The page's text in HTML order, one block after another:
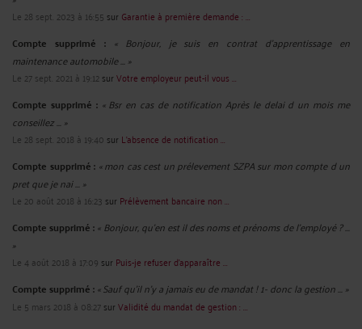
Le 28 sept. 2023 à 16:55 sur Garantie à première demande : ...
Compte supprimé : « Bonjour, je suis en contrat d'apprentissage en
maintenance automobile ... »
Le 27 sept. 2021 à 19:12surVotre employeur peut-il vous ...
Compte supprimé : « Bsr en cas de notification Après le delai d un mois me
conseillez ... »
Le 28 sept. 2018 à 19:40 sur L’absence de notification ...
Compte supprimé : « mon cas cest un prélevement SZPA sur mon compte d un
pret que je nai ... »
Le 20 août 2018 à 16:23 sur Prélèvement bancaire non ...
Compte supprimé :« Bonjour, qu'en est il des noms et prénoms de l'employé ? ...
»
Le 4 août 2018 à 17:09 sur Puis-je refuser d’apparaître ...
Compte supprimé :« Sauf qu'il n'y a jamais eu de mandat ! 1- donc la gestion ... »
Le 5 mars 2018 à 08:27surValidité du mandat de gestion : ...